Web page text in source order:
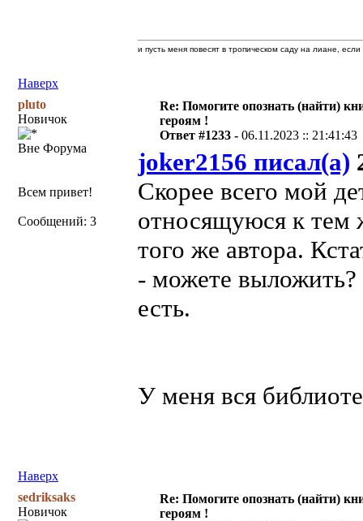
Наверх
и пусть меня повесят в тропическом саду на лиане,
pluto
Новичок
Вне Форума
Всем привет!
Сообщений: 3
Re: Помогите опознать (найти)
героям !
Ответ #1233 -06.11.2023 :: 21:41:43
joker2156 писал(а)
Скорее всего мой
относящуюся к тем
того же автора.
- можете выложить?
есть.
У меня вся
Наверх
sedriksaks
Новичок
Re: Помогите опознать (найти)
героям !